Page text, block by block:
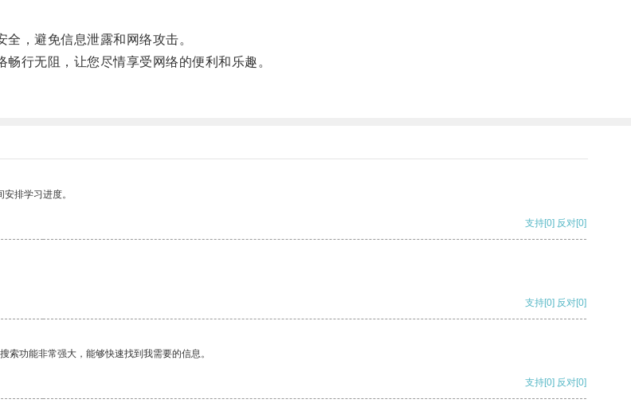
，避免信息泄露和网络攻击。
行无阻，让您尽情享受网络的便利和乐趣。
排学习进度。
支持[0] 反对[0]
支持[0] 反对[0]
功能非常强大，能够快速找到我需要的信息。
支持[0] 反对[0]